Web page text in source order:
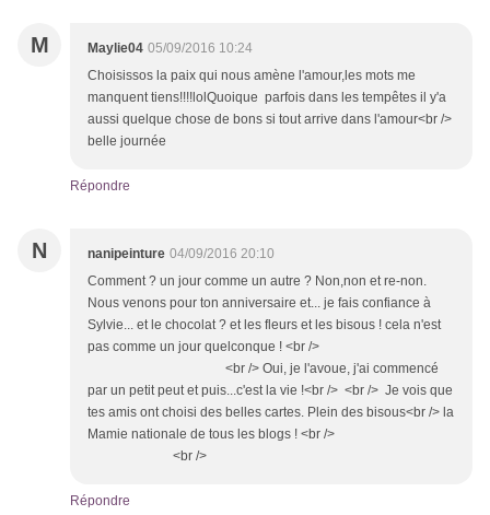
M Maylie04 05/09/2016 10:24
Choisissos la paix qui nous amène l'amour,les mots me
manquent tiens!!!!lolQuoique parfois dans les tempêtes il y'a
aussi quelque chose de bons si tout arrive dans l'amour<br />
belle journée
Répondre
N nanipeinture 04/09/2016 20:10
Comment ? un jour comme un autre ? Non,non et re-non.
Nous venons pour ton anniversaire et... je fais confiance à
Sylvie... et le chocolat ? et les fleurs et les bisous ! cela n'est
pas comme un jour quelconque ! <br />
<br /> Oui, je l'avoue, j'ai commencé
par un petit peut et puis...c'est la vie !<br /> <br /> Je vois que
tes amis ont choisi des belles cartes. Plein des bisous<br /> la
Mamie nationale de tous les blogs ! <br />
<br />
Répondre